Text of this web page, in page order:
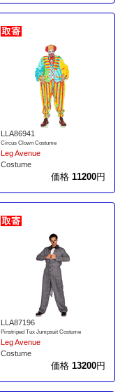
LLA86941
Circus Clown Costume
Leg Avenue
Costume
価格11200円
LLA87196
Pinstriped Tux Jumpsuit Costume
Leg Avenue
Costume
価格13200円